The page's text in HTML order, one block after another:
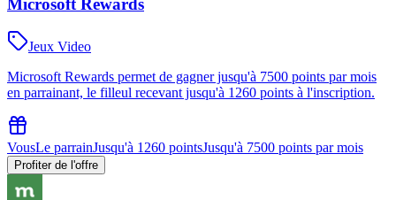
Jeux Video
Microsoft Rewards permet de gagner jusqu'à 7500 points par mois
en parrainant, le filleul recevant jusqu'à 1260 points à l'inscription.
VousLe parrainJusqu'à 1260 pointsJusqu'à 7500 points par mois
Profiter de l'offre